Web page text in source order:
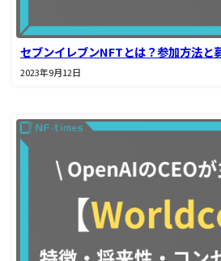
セブンイレブンNFTとは？参加方法と
2023年9月12日